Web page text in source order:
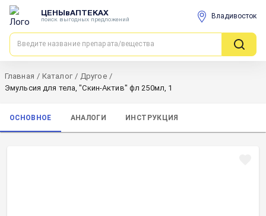
ЦЕНЫвАПТЕКАХ
поиск выгодных предложений Владивосток
Главная / Каталог / Другое /
Эмульсия для тела, "Скин-Актив" фл 250мл, 1
ОСНОВНОЕ АНАЛОГИ ИНСТРУКЦИЯ